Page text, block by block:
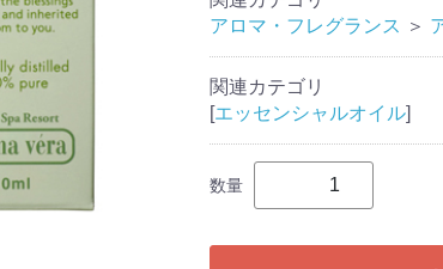
アロマ・フレグランス ＞
関連カテゴリ
[エッセンシャルオイル]
数量